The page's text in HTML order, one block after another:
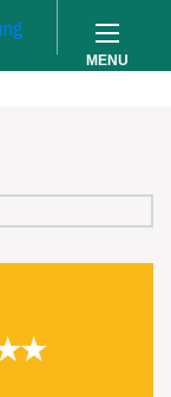
MENU